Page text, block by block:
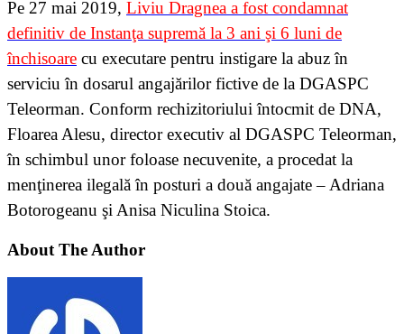
Pe 27 mai 2019, Liviu Dragnea a fost condamnat
definitiv de Instanţa supremă la 3 ani şi 6 luni de
închisoare cu executare pentru instigare la abuz în
serviciu în dosarul angajărilor fictive de la DGASPC
Teleorman. Conform rechizitoriului întocmit de DNA,
Floarea Alesu, director executiv al DGASPC Teleorman,
în schimbul unor foloase necuvenite, a procedat la
menţinerea ilegală în posturi a două angajate – Adriana
Botorogeanu şi Anisa Niculina Stoica.
About The Author